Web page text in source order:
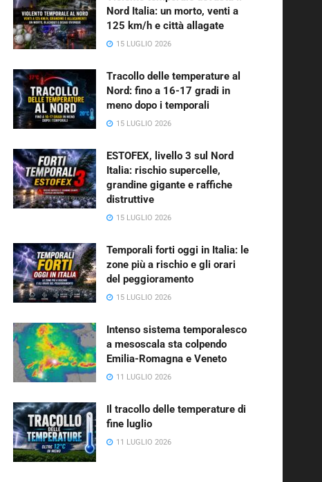
Nord Italia: un morto, venti a
125 km/h e città allagate
15 LUGLIO 2026
Tracollo delle temperature al
Nord: fino a 16-17 gradi in
meno dopo i temporali
15 LUGLIO 2026
ESTOFEX, livello 3 sul Nord
Italia: rischio supercelle,
grandine gigante e raffiche
distruttive
15 LUGLIO 2026
Temporali forti oggi in Italia: le
zone più a rischio e gli orari
del peggioramento
15 LUGLIO 2026
Intenso sistema temporalesco
a mesoscala sta colpendo
Emilia-Romagna e Veneto
11 LUGLIO 2026
Il tracollo delle temperature di
fine luglio
11 LUGLIO 2026